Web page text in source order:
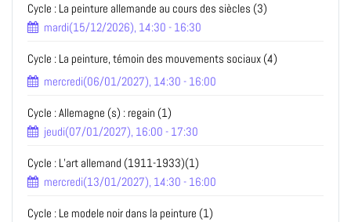
Cycle : La peinture allemande au cours des siècles (3)
mardi(15/12/2026), 14:30 - 16:30
Cycle : La peinture, témoin des mouvements sociaux (4)
mercredi(06/01/2027), 14:30 - 16:00
Cycle : Allemagne (s) : regain (1)
jeudi(07/01/2027), 16:00 - 17:30
Cycle : L’art allemand (1911-1933)(1)
mercredi(13/01/2027), 14:30 - 16:00
Cycle : Le modele noir dans la peinture (1)